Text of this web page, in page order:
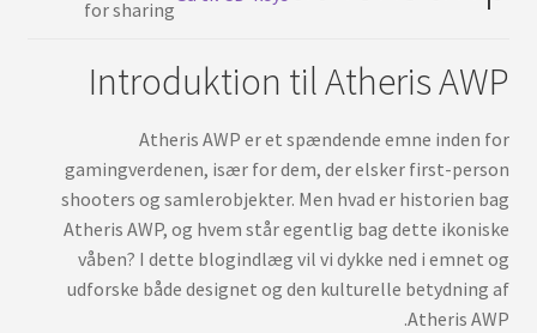
العربية
Introduktion til Atheris AWP
Atheris AWP er et spændende emne inden for
gamingverdenen, især for dem, der elsker first-person
shooters og samlerobjekter. Men hvad er historien bag
Atheris AWP, og hvem står egentlig bag dette ikoniske
våben? I dette blogindlæg vil vi dykke ned i emnet og
udforske både designet og den kulturelle betydning af
Atheris AWP.